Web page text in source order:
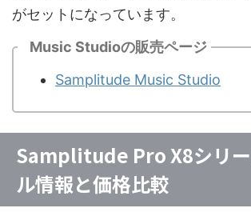
がセットになっています。
Music Studioの販売ページ
Samplitude Music Studio
Samplitude Pro X8シリ
ル情報と価格比較